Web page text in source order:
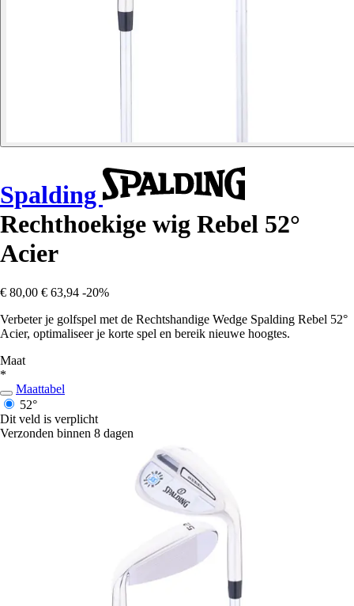
Spalding
Rechthoekige wig Rebel 52°
Acier
€ 80,00 € 63,94 -20%
Verbeter je golfspel met de Rechtshandige Wedge Spalding Rebel 52°
Acier, optimaliseer je korte spel en bereik nieuwe hoogtes.
Maat
*
Maattabel
52°
Dit veld is verplicht
Verzonden binnen 8 dagen